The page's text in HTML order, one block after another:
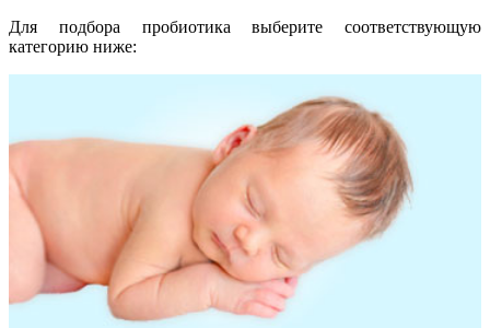
Для подбора пробиотика выберите соответствующую
категорию ниже: